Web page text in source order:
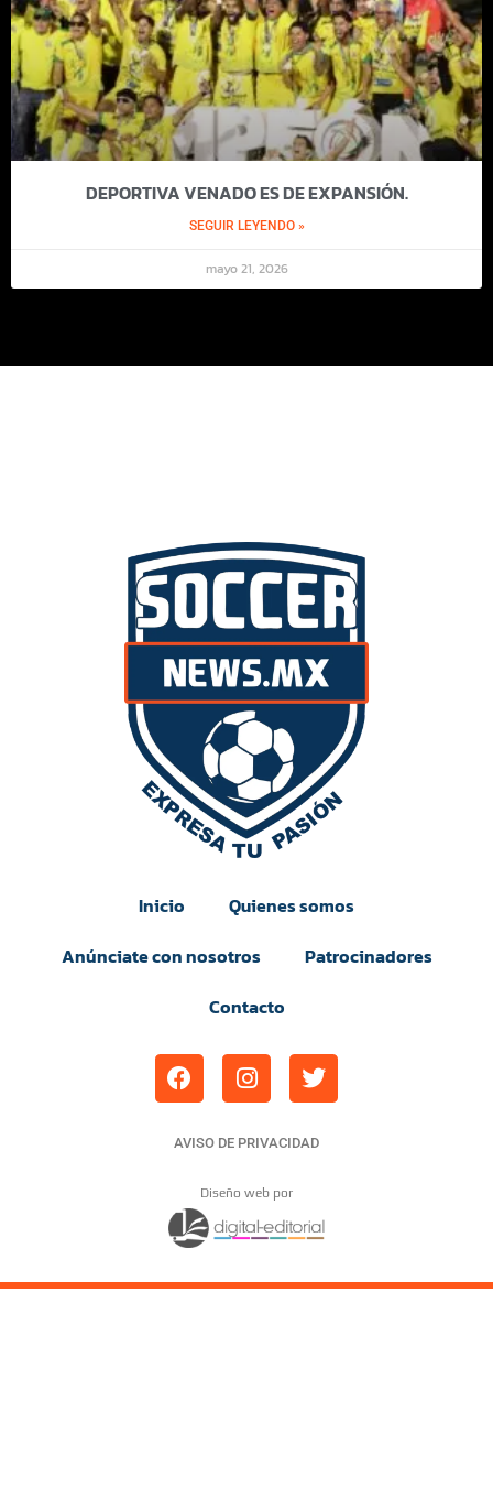
DEPORTIVA VENADO ES DE EXPANSIÓN.
SEGUIR LEYENDO »
mayo 21, 2026
Inicio
Quienes somos
Anúnciate con nosotros
Patrocinadores
Contacto
AVISO DE PRIVACIDAD
Diseño web por